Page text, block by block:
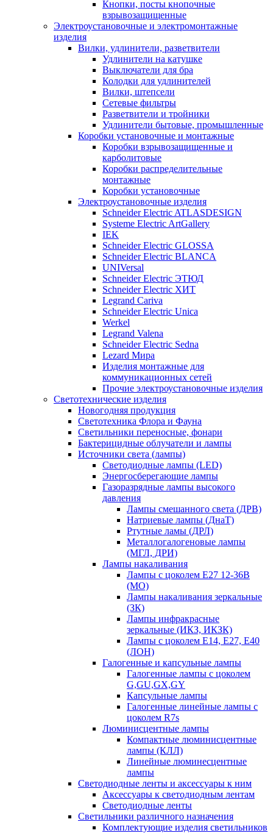
Кнопки, посты кнопочные
взрывозащищенные
Электроустановочные и электромонтажные
изделия
Вилки, удлинители, разветвители
Удлинители на катушке
Выключатели для бра
Колодки для удлинителей
Вилки, штепсели
Сетевые фильтры
Разветвители и тройники
Удлинители бытовые, промышленные
Коробки установочные и монтажные
Коробки взрывозащищенные и
карболитовые
Коробки распределительные
монтажные
Коробки установочные
Электроустановочные изделия
Schneider Electric ATLASDESIGN
Systeme Electric ArtGallery
IEK
Schneider Electric GLOSSA
Schneider Electric BLANCA
UNIVersal
Schneider Electric ЭТЮД
Schneider Electric ХИТ
Legrand Cariva
Schneider Electric Unica
Werkel
Legrand Valena
Schneider Electric Sedna
Lezard Мира
Изделия монтажные для
коммуникационных сетей
Прочие электроустановочные изделия
Светотехнические изделия
Новогодняя продукция
Светотехника Флора и Фауна
Светильники переносные, фонари
Бактерицидные облучатели и лампы
Источники света (лампы)
Светодиодные лампы (LED)
Энергосберегающие лампы
Газоразрядные лампы высокого
давления
Лампы смешанного света (ДРВ)
Натриевые лампы (ДнаТ)
Ртутные ламы (ДРЛ)
Металлогалогеновые лампы
(МГЛ, ДРИ)
Лампы накаливания
Лампы с цоколем Е27 12-36В
(МО)
Лампы накаливания зеркальные
(ЗК)
Лампы инфракрасные
зеркальные (ИКЗ, ИКЗК)
Лампы с цоколем Е14, Е27, Е40
(ЛОН)
Галогенные и капсульные лампы
Галогенные лампы с цоколем
G,GU,GX,GY
Капсульные лампы
Галогенные линейные лампы с
цоколем R7s
Люминисцентные лампы
Компактные люминисцентные
лампы (КЛЛ)
Линейные люминесцентные
лампы
Светодиодные ленты и аксессуары к ним
Аксессуары к светодиодным лентам
Светодиодные ленты
Светильники различного назначения
Комплектующие изделия светильников